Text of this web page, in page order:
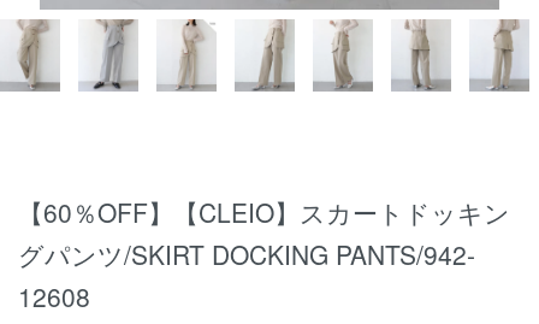
【60％OFF】【CLEIO】スカートドッキン
グパンツ/SKIRT DOCKING PANTS/942-
12608